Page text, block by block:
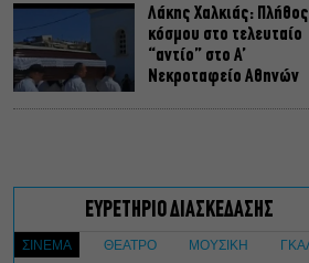
Λάκης Χαλκιάς: Πλήθος
κόσμου στο τελευταίο
“αντίο” στο Α’
Νεκροταφείο Αθηνών
Φθινόπωρο